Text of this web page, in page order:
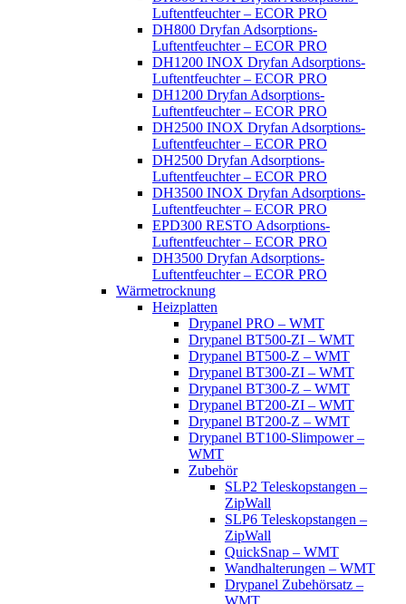
Luftentfeuchter – ECOR PRO
DH800 Dryfan Adsorptions-
Luftentfeuchter – ECOR PRO
DH1200 INOX Dryfan Adsorptions-
Luftentfeuchter – ECOR PRO
DH1200 Dryfan Adsorptions-
Luftentfeuchter – ECOR PRO
DH2500 INOX Dryfan Adsorptions-
Luftentfeuchter – ECOR PRO
DH2500 Dryfan Adsorptions-
Luftentfeuchter – ECOR PRO
DH3500 INOX Dryfan Adsorptions-
Luftentfeuchter – ECOR PRO
EPD300 RESTO Adsorptions-
Luftentfeuchter – ECOR PRO
DH3500 Dryfan Adsorptions-
Luftentfeuchter – ECOR PRO
Wärmetrocknung
Heizplatten
Drypanel PRO – WMT
Drypanel BT500-ZI – WMT
Drypanel BT500-Z – WMT
Drypanel BT300-ZI – WMT
Drypanel BT300-Z – WMT
Drypanel BT200-ZI – WMT
Drypanel BT200-Z – WMT
Drypanel BT100-Slimpower –
WMT
Zubehör
SLP2 Teleskopstangen –
ZipWall
SLP6 Teleskopstangen –
ZipWall
QuickSnap – WMT
Wandhalterungen – WMT
Drypanel Zubehörsatz –
WMT